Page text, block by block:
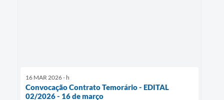
16 MAR 2026 - h
Convocação Contrato Temorário - EDITAL
02/2026 - 16 de março